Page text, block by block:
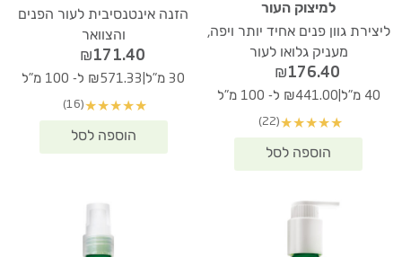
למיצוק העור
ליצירת גוון פנים אחיד יותר ויפה,
מעניק גלואו לעור
₪176.40
40 מ"ל ₪441.00 ל- 100 מ"ל
★
★
★
★
★
(22)
הזנה אינטנסיבית לעור הפנים
והצוואר
₪171.40
30 מ"ל ₪571.33 ל- 100 מ"ל
★
★
★
★
★
(16)